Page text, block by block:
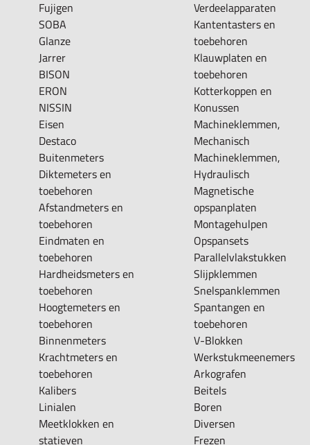
Fujigen
SOBA
Glanze
Jarrer
BISON
ERON
NISSIN
Eisen
Destaco
Buitenmeters
Diktemeters en
toebehoren
Afstandmeters en
toebehoren
Eindmaten en
toebehoren
Hardheidsmeters en
toebehoren
Hoogtemeters en
toebehoren
Binnenmeters
Krachtmeters en
toebehoren
Kalibers
Linialen
Meetklokken en
statieven
Verdeelapparaten
Kantentasters en
toebehoren
Klauwplaten en
toebehoren
Kotterkoppen en
Konussen
Machineklemmen,
Mechanisch
Machineklemmen,
Hydraulisch
Magnetische
opspanplaten
Montagehulpen
Opspansets
Parallelvlakstukken
Slijpklemmen
Snelspanklemmen
Spantangen en
toebehoren
V-Blokken
Werkstukmeenemers
Arkografen
Beitels
Boren
Diversen
Frezen